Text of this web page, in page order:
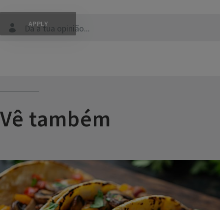
Dá a tua opinião...
Vê também